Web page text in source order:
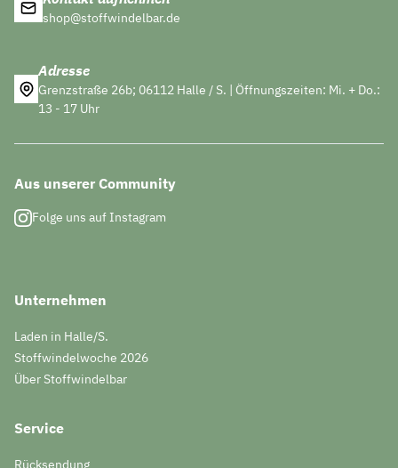
shop@stoffwindelbar.de
Adresse
Grenzstraße 26b; 06112 Halle / S. | Öffnungszeiten: Mi. + Do.:
13 - 17 Uhr
Aus unserer Community
Folge uns auf Instagram
Unternehmen
Laden in Halle/S.
Stoffwindelwoche 2026
Über Stoffwindelbar
Service
Rücksendung